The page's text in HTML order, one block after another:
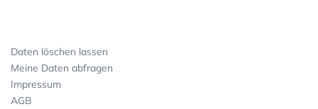
Daten löschen lassen
Meine Daten abfragen
Impressum
AGB